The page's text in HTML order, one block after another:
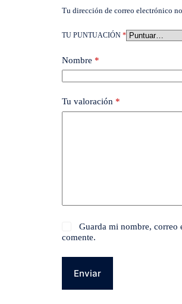
Tu dirección de correo electrónico
TU PUNTUACIÓN *
Nombre *
Tu valoración *
Guarda mi nombre, correo
comente.
Enviar